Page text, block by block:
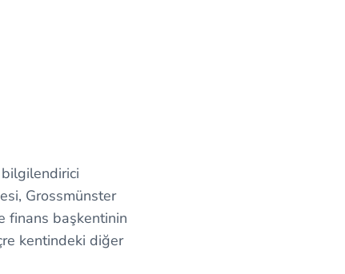
Grossmünster
finans başkentinin
kentindeki diğer